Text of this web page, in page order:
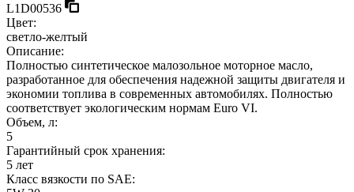
L1D00536
Цвет:
светло-желтый
Описание:
Полностью синтетическое малозольное моторное масло,
разработанное для обеспечения надежной защиты двигателя и
экономии топлива в современных автомобилях. Полностью
соответствует экологическим нормам Euro VI.
Объем, л:
5
Гарантийный срок хранения:
5 лет
Класс вязкости по SAE: